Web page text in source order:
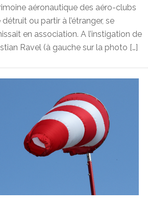
aéronautique des aéro-clubs
détruit ou partir à l’étranger, se
en association. A l’instigation de
Ravel (à gauche sur la photo […]